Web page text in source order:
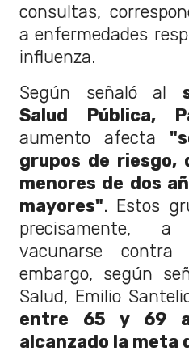
consultas,
a enfermedades
influenza.
Según señaló al
Salud Pública,
aumento afecta
grupos de riesgo,
menores de dos
mayores". Estos
precisamente,
vacunarse
embargo, según
Salud, Emilio
entre 65 y 69
alcanzado la meta